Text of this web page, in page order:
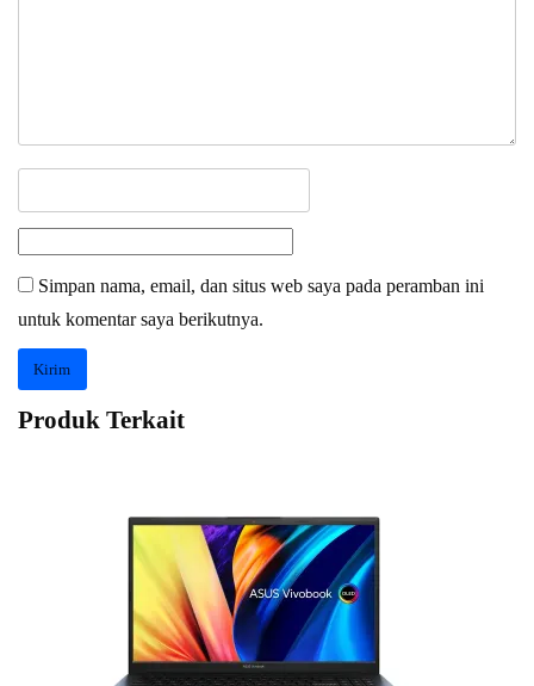
Simpan nama, email, dan situs web saya pada peramban ini
untuk komentar saya berikutnya.
Produk Terkait